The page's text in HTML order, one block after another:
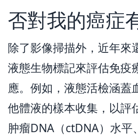
否對我的癌症
除了影像掃描外，近年來
液態生物標記來評估免疫
應。例如，液態活檢涵蓋
他體液的樣本收集，以評
肿瘤DNA（ctDNA）水平